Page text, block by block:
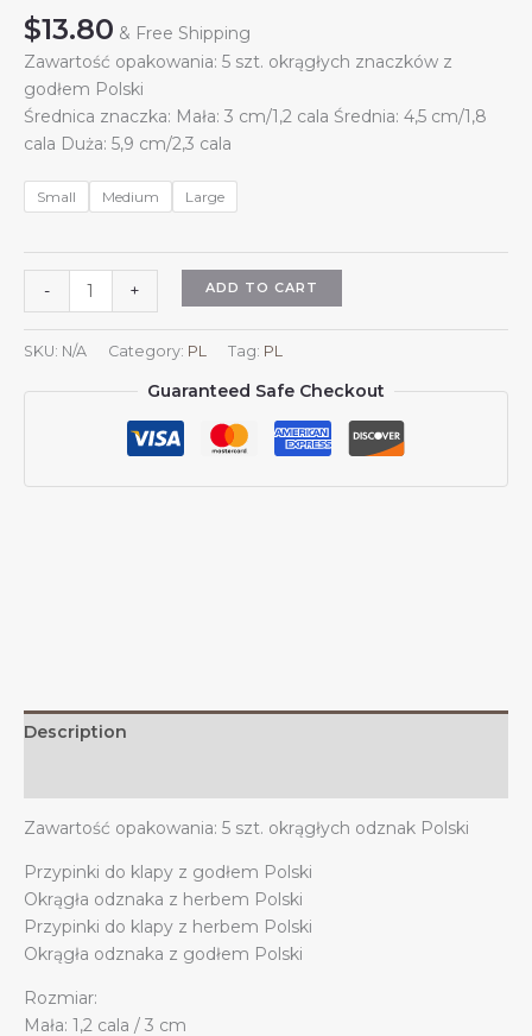
$13.80 & Free Shipping
Zawartość opakowania: 5 szt. okrągłych znaczków z
godłem Polski
Średnica znaczka: Mała: 3 cm/1,2 cala Średnia: 4,5 cm/1,8
cala Duża: 5,9 cm/2,3 cala
Small Medium Large
-
szt.
okrągłych
znaczków
z
+ ADD TO CART
SKU: N/A Category: PL Tag: PL
Guaranteed Safe Checkout
Description
Zawartość opakowania: 5 szt. okrągłych odznak Polski
Przypinki do klapy z godłem Polski
Okrągła odznaka z herbem Polski
Przypinki do klapy z herbem Polski
Okrągła odznaka z godłem Polski
Rozmiar:
Mała: 1,2 cala / 3 cm